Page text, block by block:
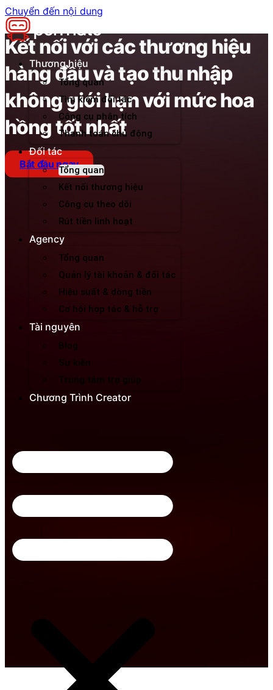
Chuyển đến nội dung
Thương hiệu
Tổng quan
Tìm kiếm đối tác
Công cụ phân tích
Thanh toán chủ động
Đối tác
Tổng quan
Kết nối thương hiệu
Công cụ theo dõi
Rút tiền linh hoạt
Agency
Tổng quan
Quản lý tài khoản & đối tác
Hiệu suất & dòng tiền
Cơ hội hợp tác & hỗ trợ
Tài nguyên
Blog
Sự kiện
Trung tâm trợ giúp
Chương Trình Creator
Kết nối với các thương hiệu
hàng đầu và tạo thu nhập
không giới hạn với mức hoa
hồng tốt nhất
Bắt đầu ngay